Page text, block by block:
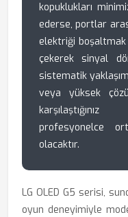
kopuklukları
ederse, portlar
elektriği boşaltmak
çekerek sinyal
sistematik
veya yüksek
profesyonelce
olacaktır.
LG OLED G5 serisi,
oyun deneyimiyle